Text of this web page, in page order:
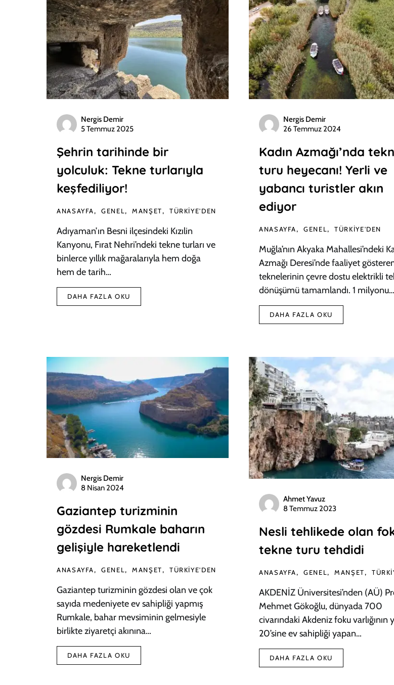
Nergis Demir
5 Temmuz 2025
Şehrin tarihinde bir
yolculuk: Tekne turlarıyla
keşfediliyor!
ANASAYFA GENEL MANŞET TÜRKIYE'DEN
Adıyaman’ın Besni ilçesindeki Kızılin
Kanyonu, Fırat Nehri’ndeki tekne turları ve
binlerce yıllık mağaralarıyla hem doğa
hem de tarih…
DAHA FAZLA OKU
Nergis Demir
26 Temmuz 2024
Kadın Azmağı’nda
turu heyecanı! Yerli ve
yabancı turistler akın
ediyor
ANASAYFA GENEL TÜRKIYE'DEN
Muğla’nın Akyaka Mahallesi’ndeki
Azmağı Deresi’nde faaliyet
teknelerinin çevre dostu elektrikli
dönüşümü tamamlandı. 1 milyonu…
DAHA FAZLA OKU
Nergis Demir
8 Nisan 2024
Gaziantep turizminin
gözdesi Rumkale baharın
gelişiyle hareketlendi
ANASAYFA GENEL MANŞET TÜRKIYE'DEN
Gaziantep turizminin gözdesi olan ve çok
sayıda medeniyete ev sahipliği yapmış
Rumkale, bahar mevsiminin gelmesiyle
birlikte ziyaretçi akınına…
DAHA FAZLA OKU
Ahmet Yavuz
8 Temmuz 2023
Nesli tehlikede olan
tekne turu tehdidi
ANASAYFA GENEL MANŞET
AKDENİZ Üniversitesi’nden (AÜ)
Mehmet Gökoğlu, dünyada 700
civarındaki Akdeniz foku varlığının
20’sine ev sahipliği yapan…
DAHA FAZLA OKU